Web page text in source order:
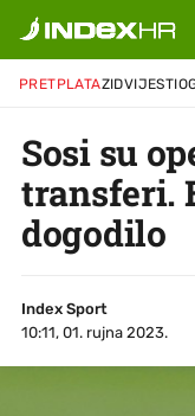
PRETPLATAZIDVIJESTI
Sosi su
transferi.
dogodilo
Index Sport
10:11, 01. rujna 2023.